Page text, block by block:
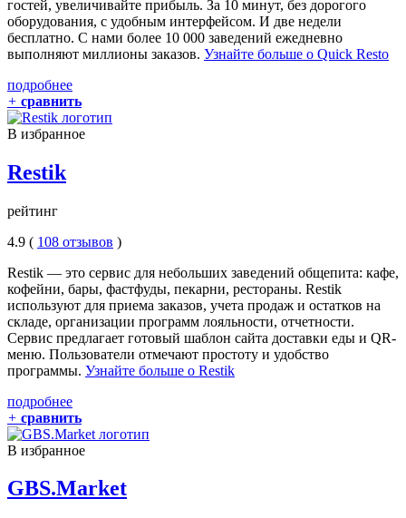
гостей, увеличивайте прибыль. За 10 минут, без дорогого
оборудования, с удобным интерфейсом. И две недели
бесплатно. С нами более 10 000 заведений ежедневно
выполняют миллионы заказов. Узнайте больше о Quick Resto
подробнее
+ сравнить
В избранное
Restik
рейтинг
4.9 ( 108 отзывов )
Restik — это сервис для небольших заведений общепита: кафе,
кофейни, бары, фастфуды, пекарни, рестораны. Restik
используют для приема заказов, учета продаж и остатков на
складе, организации программ лояльности, отчетности.
Сервис предлагает готовый шаблон сайта доставки еды и QR-
меню. Пользователи отмечают простоту и удобство
программы. Узнайте больше о Restik
подробнее
+ сравнить
В избранное
GBS.Market